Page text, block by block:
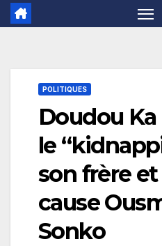
POLITIQUES
Doudou
le
son frère
cause
Sonko